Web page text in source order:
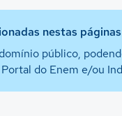
nestas
público,
do Enem e/ou